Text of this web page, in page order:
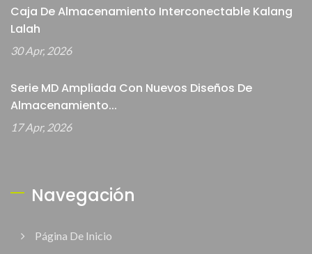
Caja De Almacenamiento Interconectable Kalang
Lalah
30 Apr, 2026
Serie MD Ampliada Con Nuevos Diseños De
Almacenamiento...
17 Apr, 2026
Navegación
Página De Inicio